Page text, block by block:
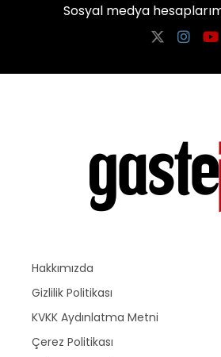
Sosyal medya
Hakkımızda
Gizlilik Politikası
KVKK Aydınlatma Metni
Çerez Politikası